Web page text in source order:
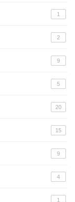
1
2
9
5
20
15
9
4
1